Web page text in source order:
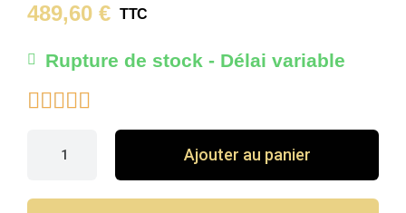
489,60 € TTC
Rupture de stock - Délai variable

Ajouter au panier